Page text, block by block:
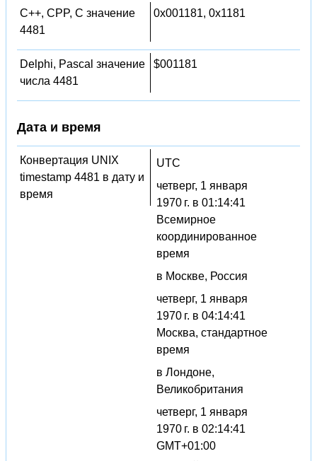
C++, CPP, C значение
4481
0x001181, 0x1181
Delphi, Pascal значение
числа 4481
$001181
Дата и время
Конвертация UNIX
timestamp 4481 в дату и
время
UTC
четверг, 1 января
1970 г. в 01:14:41
Всемирное
координированное
время
в Москве, Россия
четверг, 1 января
1970 г. в 04:14:41
Москва, стандартное
время
в Лондоне,
Великобритания
четверг, 1 января
1970 г. в 02:14:41
GMT+01:00